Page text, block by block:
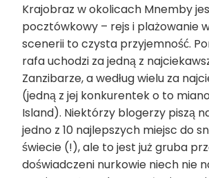
Krajobraz w okolicach Mnemby
pocztówkowy – rejs i plażowanie
scenerii to czysta przyjemność.
rafa uchodzi za jedną z
Zanzibarze, a według wielu za
(jedną z jej konkurentek o to
Island). Niektórzy blogerzy piszą
jedno z 10 najlepszych miejsc do
świecie (!), ale to jest już gruba
doświadczeni nurkowie niech nie